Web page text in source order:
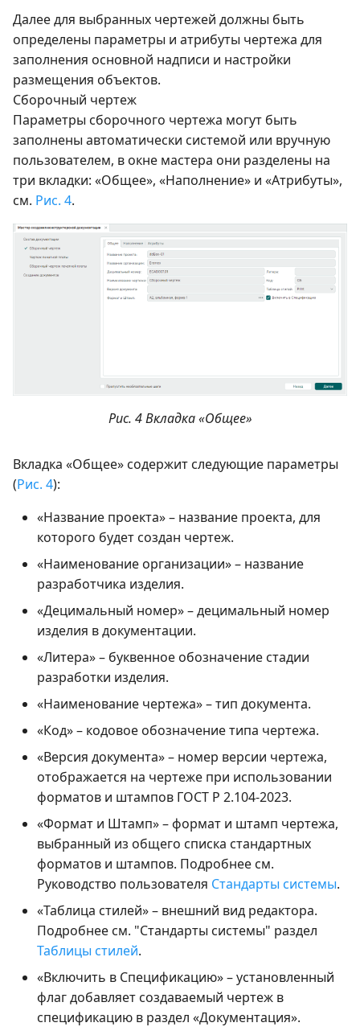
Далее для выбранных чертежей должны быть
определены параметры и атрибуты чертежа для
заполнения основной надписи и настройки
размещения объектов.
Сборочный чертеж
Параметры сборочного чертежа могут быть
заполнены автоматически системой или вручную
пользователем, в окне мастера они разделены на
три вкладки: «Общее», «Наполнение» и «Атрибуты»,
см. Рис. 4.
Рис. 4 Вкладка «Общее»
Вкладка «Общее» содержит следующие параметры
(Рис. 4):
«Название проекта» – название проекта, для
которого будет создан чертеж.
«Наименование организации» – название
разработчика изделия.
«Децимальный номер» – децимальный номер
изделия в документации.
«Литера» – буквенное обозначение стадии
разработки изделия.
«Наименование чертежа» – тип документа.
«Код» – кодовое обозначение типа чертежа.
«Версия документа» – номер версии чертежа,
отображается на чертеже при использовании
форматов и штампов ГОСТ Р 2.104-2023.
«Формат и Штамп» – формат и штамп чертежа,
выбранный из общего списка стандартных
форматов и штампов. Подробнее см.
Руководство пользователя Стандарты системы.
«Таблица стилей» – внешний вид редактора.
Подробнее см. "Стандарты системы" раздел
Таблицы стилей.
«Включить в Спецификацию» – установленный
флаг добавляет создаваемый чертеж в
спецификацию в раздел «Документация».